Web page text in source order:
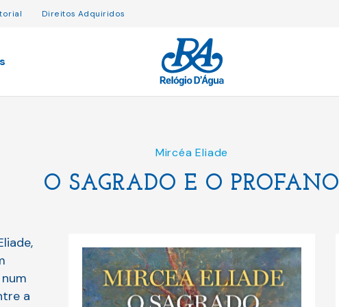
Direitos Adquiridos
Mircéa Eliade
O SAGRADO E O PROFANO
a